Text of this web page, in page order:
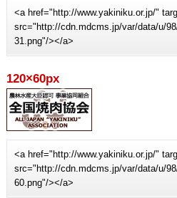
<a href="http://www.yakiniku.or.jp/"
src="http://cdn.mdcms.jp/var/data/u/
31.png"/></a>
120×60px
<a href="http://www.yakiniku.or.jp/"
src="http://cdn.mdcms.jp/var/data/u/
60.png"/></a>